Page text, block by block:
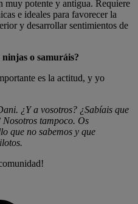
muy potente y antigua. Requiere
e ideales para favorecer la
y desarrollar sentimientos de
o samuráis?
es la actitud, y yo
¿Y a vosotros? ¿Sabíais que
tampoco. Os
que no sabemos y que